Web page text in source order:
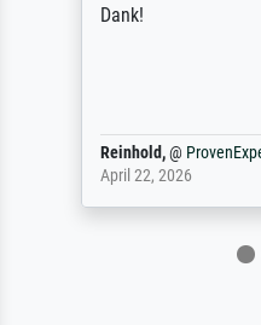
Dank!
Reinhold,@
April 22, 2026